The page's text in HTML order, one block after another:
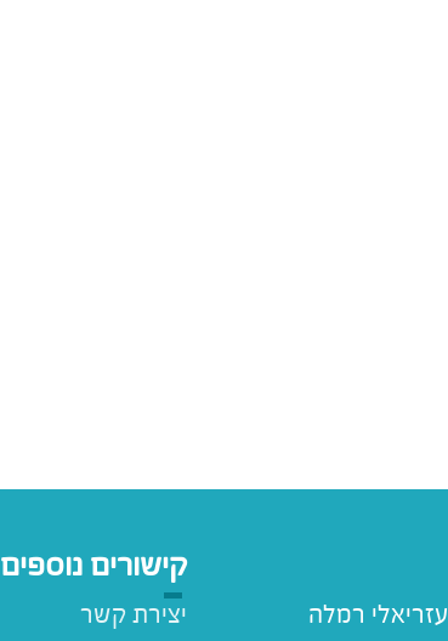
עזריאלי רמלה
קישורים נוספים
יצירת קשר